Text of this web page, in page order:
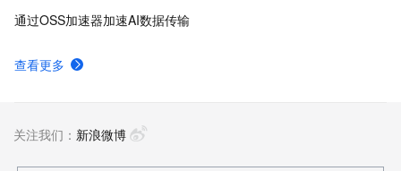
通过OSS加速器加速AI数据传输
查看更多
关注我们： 新浪微博